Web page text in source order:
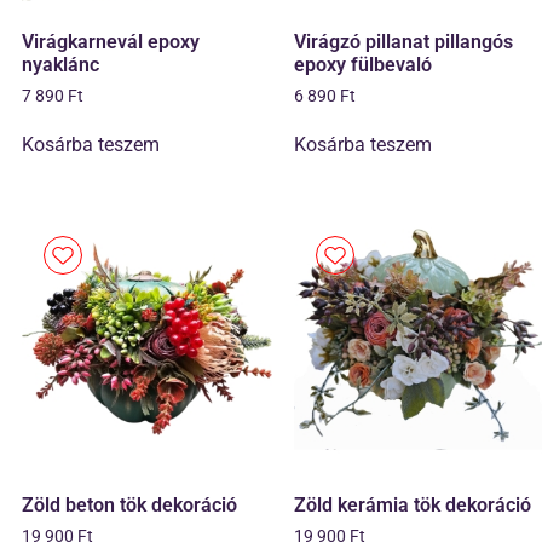
Virágkarnevál epoxy
nyaklánc
7 890 Ft
Kosárba teszem
Virágzó pillanat pillangós
epoxy fülbevaló
6 890 Ft
Kosárba teszem
Zöld beton tök dekoráció
19 900 Ft
Zöld kerámia tök dekoráció
19 900 Ft